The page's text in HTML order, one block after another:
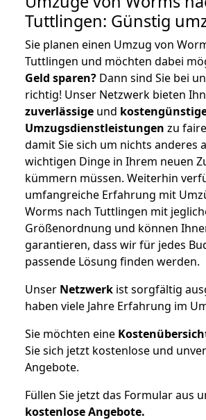
Tuttlingen: Günstig
Sie planen einen Umzug von
Tuttlingen und möchten dabei
Geld sparen? Dann sind Sie bei
richtig! Unser Netzwerk bieten
zuverlässige und
Umzugsdienstleistungen zu
damit Sie sich um nichts anderes
wichtigen Dinge in Ihrem neuen
kümmern müssen. Weiterhin
umfangreiche Erfahrung mit
Worms nach Tuttlingen mit
Größenordnung und können
garantieren, dass wir für jedes
passende Lösung finden werden.
Unser Netzwerk ist sorgfältig
haben viele Jahre Erfahrung im
Sie möchten eine
Sie sich jetzt kostenlose und
Angebote.
Füllen Sie jetzt das Formular aus
kostenloseAngebote.